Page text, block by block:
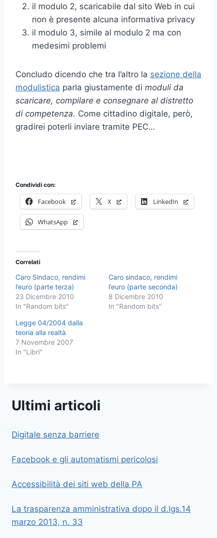
il modulo 2, scaricabile dal sito Web in cui
non è presente alcuna informativa privacy
il modulo 3, simile al modulo 2 ma con
medesimi problemi
Concludo dicendo che tra l’altro la sezione della
modulistica parla giustamente di moduli da
scaricare, compilare e consegnare al distretto
di competenza. Come cittadino digitale, però,
gradirei poterli inviare tramite PEC…
Condividi con:
Facebook X LinkedIn
WhatsApp
Correlati
Caro Sindaco, rendimi
l’euro (parte terza)
23 Dicembre 2010
In "Random bits"
Caro sindaco, rendimi
l’euro (parte seconda)
8 Dicembre 2010
In "Random bits"
Legge 04/2004 dalla
teoria alla realtà
7 Novembre 2007
In "Libri"
Ultimi articoli
Digitale senza barriere
Facebook e gli automatismi pericolosi
Accessibilità dei siti web della PA
La trasparenza amministrativa dopo il d.lgs.14
marzo 2013, n. 33